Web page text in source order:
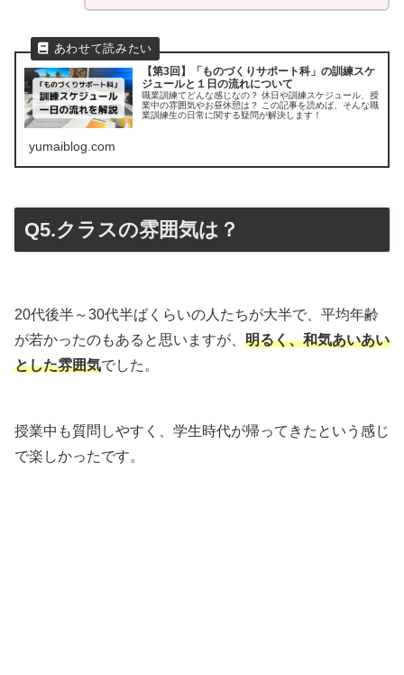
【第3回】「ものづくりサポート科」の訓練スケ
ジュールと１日の流れについて
職業訓練てどんな感じなの？ 休日や訓練スケジュール、授
業中の雰囲気やお昼休憩は？ この記事を読めば、そんな職
業訓練生の日常に関する疑問が解決します！
yumaiblog.com
Q5.クラスの雰囲気は？
20代後半～30代半ばくらいの人たちが大半で、平均年齢
が若かったのもあると思いますが、 明るく、和気あいあい
とした雰囲気でした。
授業中も質問しやすく、学生時代が帰ってきたという感じ
で楽しかったです。